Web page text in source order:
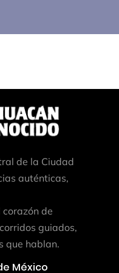
de la Ciudad
auténticas,
corazón de
guiados,
que hablan.
México